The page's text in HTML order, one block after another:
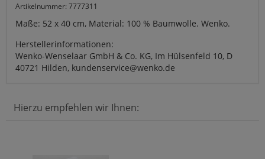
Artikelnummer: 7777311
Maße: 52 x 40 cm, Material: 100 % Baumwolle. Wenko.
Herstellerinformationen:
Wenko-Wenselaar GmbH & Co. KG, Im Hülsenfeld 10, D
40721 Hilden, kundenservice@wenko.de
Hierzu empfehlen wir Ihnen: